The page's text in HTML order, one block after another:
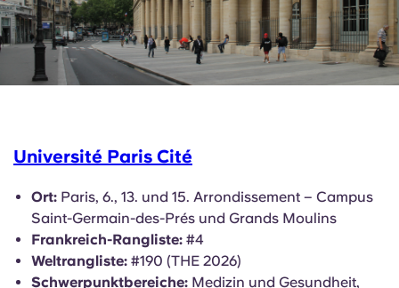
Université Paris Cité
Ort:Paris, 6., 13. und 15. Arrondissement – Campus